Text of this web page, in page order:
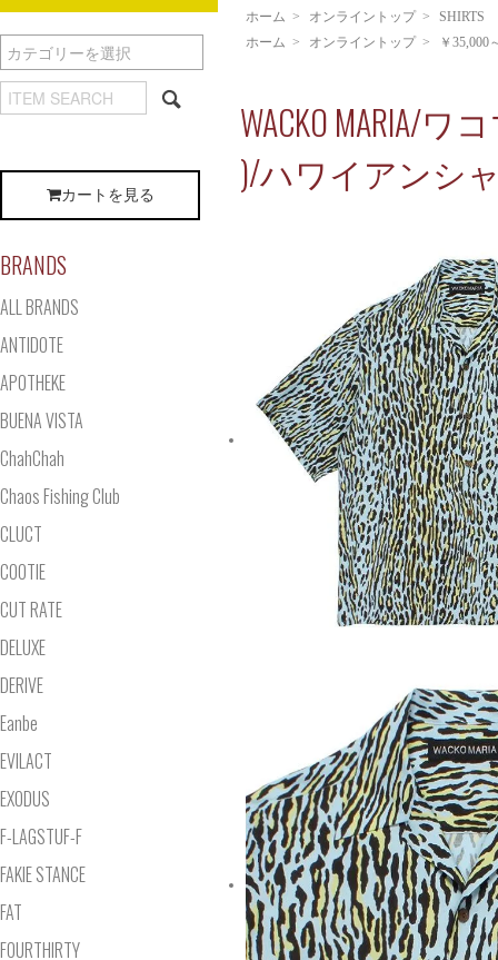
ホーム > オンライントップ >
SHIRTS
ホーム > オンライントップ > ￥35,000
WACKO MARIA/ワ
)/ハワイアンシャ
カートを見る
BRANDS
ALL BRANDS
ANTIDOTE
APOTHEKE
BUENA VISTA
ChahChah
Chaos Fishing Club
CLUCT
COOTIE
CUT RATE
DELUXE
DERIVE
Eanbe
EVILACT
EXODUS
F-LAGSTUF-F
FAKIE STANCE
FAT
FOURTHIRTY